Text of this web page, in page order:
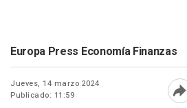
Europa Press Economía Finanzas
Jueves, 14 marzo 2024
Publicado: 11:59